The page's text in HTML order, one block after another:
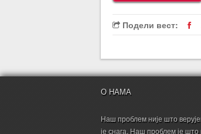
Подели вест:
О НАМА
Наш проблем није што
је снага. Наш проблем је